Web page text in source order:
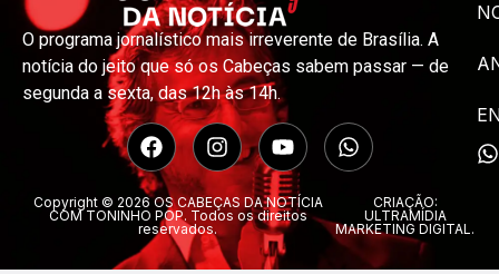
O programa jornalístico mais irreverente de Brasília. A
notícia do jeito que só os Cabeças sabem passar — de
segunda a sexta, das 12h às 14h.
Copyright © 2026 OS CABEÇAS DA NOTÍCIA
COM TONINHO POP. Todos os direitos
reservados.
CRIAÇÃO:
ULTRAMÍDIA
MARKETING DIGITAL.